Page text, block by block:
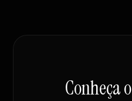
Conheça